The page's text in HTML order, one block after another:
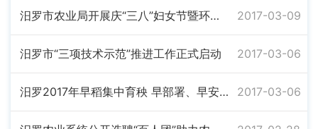
汨罗市农业局开展庆“三八”妇女节暨环保志愿者活动 2017-03-09
汨罗市“三项技术示范”推进工作正式启动 2017-03-06
汨罗2017年早稻集中育秧 早部署、早安排、早行动 2017-03-06